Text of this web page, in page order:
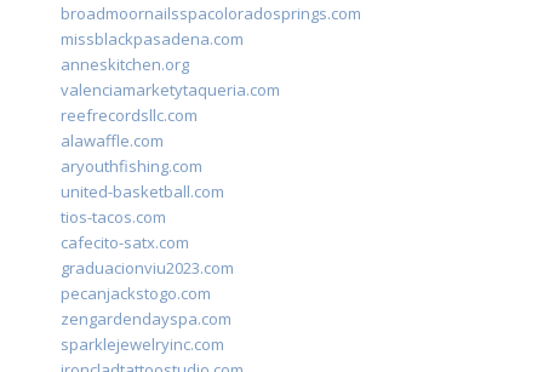
broadmoornailsspacoloradosprings.com
missblackpasadena.com
anneskitchen.org
valenciamarketytaqueria.com
reefrecordsllc.com
alawaffle.com
aryouthfishing.com
united-basketball.com
tios-tacos.com
cafecito-satx.com
graduacionviu2023.com
pecanjackstogo.com
zengardendayspa.com
sparklejewelryinc.com